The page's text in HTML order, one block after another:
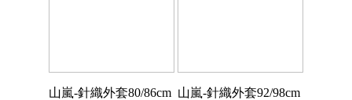
山嵐-針織外套80/86cm 山嵐-針織外套92/98cm